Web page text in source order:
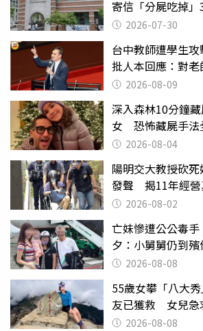
寄信「分屍吃掉
關 2026-07-30
台中教師遭學生
批人本回應：對老
2026-08-09
深入森林10分鐘
女 恐怖藏屍手法
2026-08-04
陽明交大教授砍
發聲 揭11年經營
2026-08-02
亡妹慘遭公公毒
夕：小舅舅仍到
2026-08-08
55歲女攀「八大
友已獲救 女兒急
沒找到
2026-08-08